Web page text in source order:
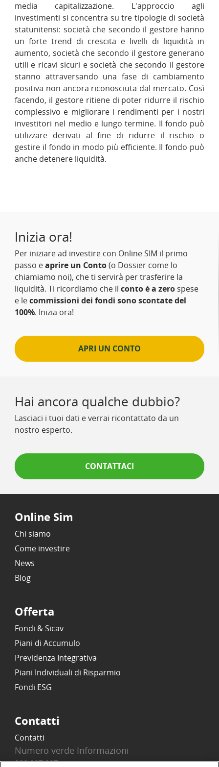
media capitalizzazione. L'approccio agli
investimenti si concentra su tre tipologie di società
statunitensi: società che secondo il gestore hanno
un forte trend di crescita e livelli di liquidità in
aumento, società che secondo il gestore generano
utili e ricavi sicuri e società che secondo il gestore
stanno attraversando una fase di cambiamento
positiva non ancora riconosciuta dal mercato. Così
facendo, il gestore ritiene di poter ridurre il rischio
complessivo e migliorare i rendimenti per i nostri
investitori nel medio e lungo termine. Il fondo può
utilizzare derivati al fine di ridurre il rischio o
gestire il fondo in modo più efficiente. Il fondo può
anche detenere liquidità.
Inizia ora!
Per iniziare ad investire con Online SIM il primo
passo eaprire un Conto(o Dossier come lo
chiamiamo noi), che ti servirà per trasferire la
liquidità. Ti ricordiamo che il conto è a zero spese
e lecommissioni dei fondi sono scontate del
100%. Inizia ora!
APRI UN CONTO
Hai ancora qualche dubbio?
Lasciaci i tuoi dati e verrai ricontattato da un
nostro esperto.
CONTATTACI
Online Sim
Chi siamo
Come investire
News
Blog
Offerta
Fondi & Sicav
Piani di Accumulo
Previdenza Integrativa
Piani Individuali di Risparmio
Fondi ESG
Contatti
Contatti
Numero verde Informazioni
800 097 097